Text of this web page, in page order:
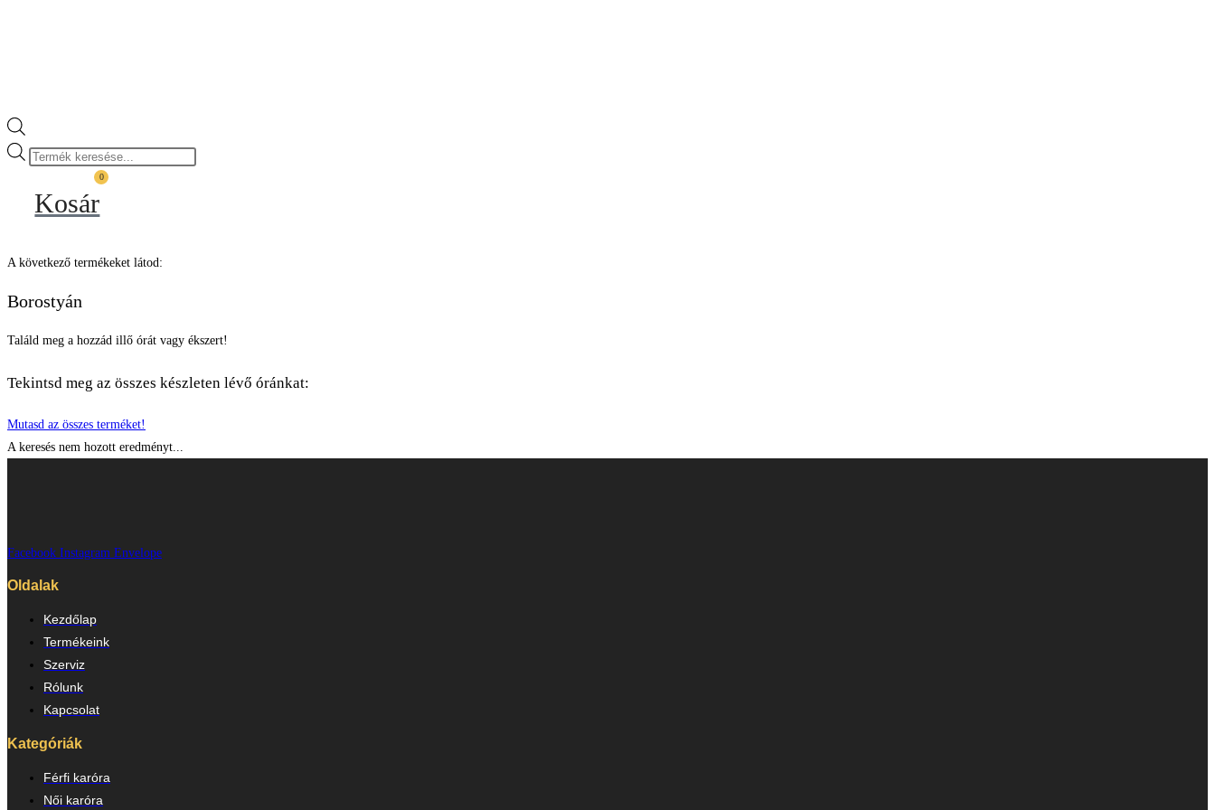
Products
0
Kosár
A következő termékeket látod:
Borostyán
Találd meg a hozzád illő órát vagy ékszert!
Tekintsd meg az összes készleten lévő óránkat:
Mutasd az összes terméket!
A keresés nem hozott eredményt...
Facebook Instagram Envelope
Oldalak
Kezdőlap
Termékeink
Szerviz
Rólunk
Kapcsolat
Kategóriák
Férfi karóra
Női karóra